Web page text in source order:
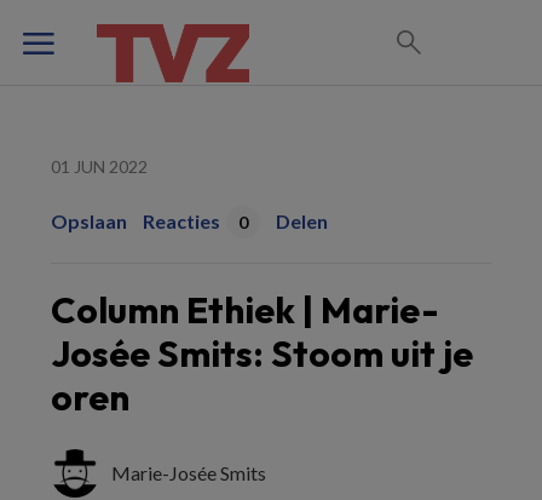
01 JUN 2022
Opslaan Reacties 0 Delen
Column Ethiek | Marie-
Josée Smits: Stoom uit je
oren
Marie-Josée Smits